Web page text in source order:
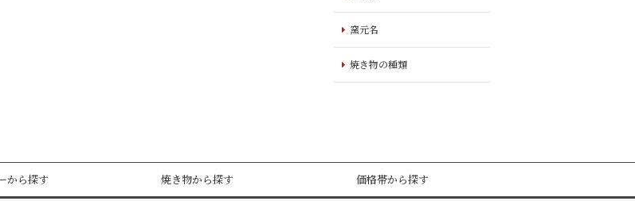
窯元名
焼き物の種類
から探す 焼き物から探す 価格帯から探す